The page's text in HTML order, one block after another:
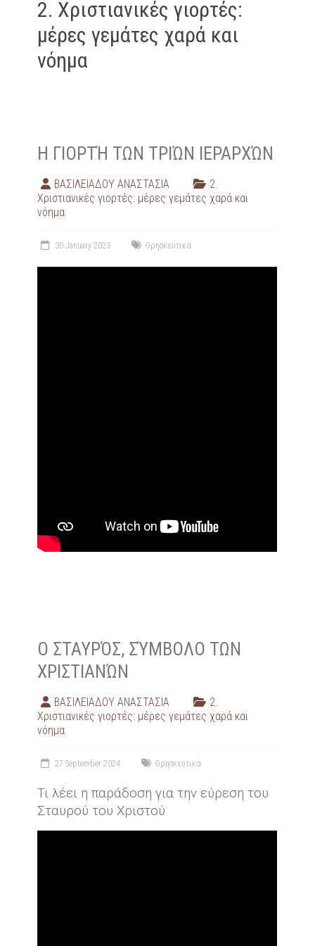
2. Χριστιανικές γιορτές:
μέρες γεμάτες χαρά και
νόημα
Η ΓΙΟΡΤΉ ΤΩΝ ΤΡΙΏΝ ΙΕΡΑΡΧΏΝ
ΒΑΣΙΛΕΙΑΔΟΥ ΑΝΑΣΤΑΣΙΑ
2.
Χριστιανικές γιορτές: μέρες γεμάτες χαρά και
νόημα
30 January 2025 Θρησκευτικά
Ο ΣΤΑΥΡΌΣ, ΣΎΜΒΟΛΟ ΤΩΝ
ΧΡΙΣΤΙΑΝΏΝ
ΒΑΣΙΛΕΙΑΔΟΥ ΑΝΑΣΤΑΣΙΑ
2.
Χριστιανικές γιορτές: μέρες γεμάτες χαρά και
νόημα
27 September 2024 Θρησκευτικά
Τι λέει η παράδοση για την εύρεση του
Σταυρού του Χριστού